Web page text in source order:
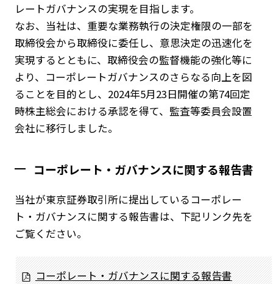
レートガバナンスの実現を目指します。
なお、当社は、重要な業務執行の決定権限の一部を
取締役会から取締役に委任し、意思決定の迅速化を
実現するとともに、取締役会の監督機能の強化等に
より、コーポレートガバナンスのさらなる向上を図
ることを目的とし、2024年5月23日開催の第74回定
時株主総会における承認を得て、監査等委員会設置
会社に移行しました。
コーポレート・ガバナンスに関する報告書
当社が東京証券取引所に提出しているコーポレー
ト・ガバナンスに関する報告書は、下記リンク先を
ご覧ください。
コーポレート・ガバナンスに関する報告書